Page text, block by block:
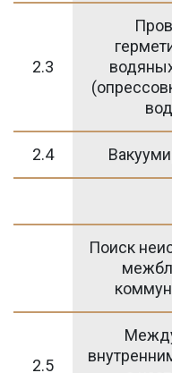
2.3
2.4
Поиск
2.5